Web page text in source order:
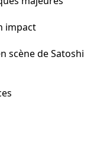
impact
scène de Satoshi